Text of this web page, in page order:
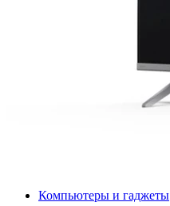
Компьютеры и гаджеты